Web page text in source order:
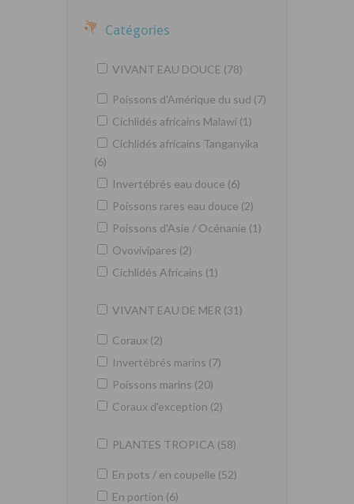
Catégories
VIVANT EAU DOUCE (78)
Poissons d'Amérique du sud (7)
Cichlidés africains Malawi (1)
Cichlidés africains Tanganyika
(6)
Invertébrés eau douce (6)
Poissons rares eau douce (2)
Poissons d'Asie / Océnanie (1)
Ovovivipares (2)
Cichlidés Africains (1)
VIVANT EAU DE MER (31)
Coraux (2)
Invertébrés marins (7)
Poissons marins (20)
Coraux d'exception (2)
PLANTES TROPICA (58)
En pots / en coupelle (52)
En portion (6)